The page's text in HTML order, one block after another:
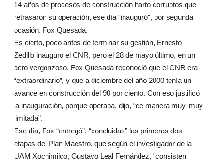
14 años de procesos de construcción harto corruptos que
retrasaron su operación, ese día “inauguró”, por segunda
ocasión, Fox Quesada.
Es cierto, poco antes de terminar su gestión, Ernesto
Zedillo inauguró el CNR, pero el 28 de mayo último, en un
acto vergonzoso, Fox Quesada reconoció que el CNR era
“extraordinario”, y que a diciembre del año 2000 tenía un
avance en construcción del 90 por ciento. Con eso justificó
la inauguración, porque operaba, dijo, “de manera muy, muy
limitada”.
Ese día, Fox “entregó”, “concluidas” las primeras dos
etapas del Plan Maestro, que según el investigador de la
UAM Xochimilco, Gustavo Leal Fernández, “consisten